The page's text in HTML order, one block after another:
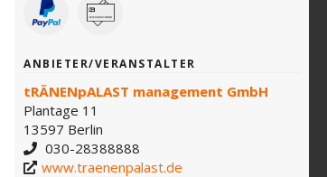
ANBIETER/VERANSTALTER
tRÄNENpALAST management GmbH
Plantage 11
13597 Berlin
030-28388888
www.traenenpalast.de